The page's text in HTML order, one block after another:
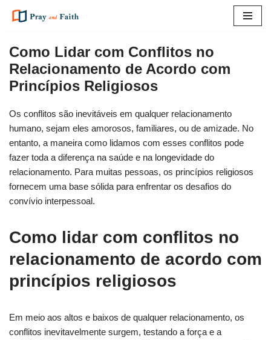
para
o
conteúdo
Como Lidar com Conflitos no
Relacionamento de Acordo com
Princípios Religiosos
Os conflitos são inevitáveis em qualquer relacionamento
humano, sejam eles amorosos, familiares, ou de amizade. No
entanto, a maneira como lidamos com esses conflitos pode
fazer toda a diferença na saúde e na longevidade do
relacionamento. Para muitas pessoas, os princípios religiosos
fornecem uma base sólida para enfrentar os desafios do
convívio interpessoal.
Como lidar com conflitos no
relacionamento de acordo com
princípios religiosos
Em meio aos altos e baixos de qualquer relacionamento, os
conflitos inevitavelmente surgem, testando a força e a